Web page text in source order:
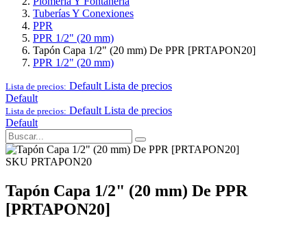
Tuberías Y Conexiones
PPR
PPR 1/2" (20 mm)
Tapón Capa 1/2" (20 mm) De PPR [PRTAPON20]
PPR 1/2" (20 mm)
Lista de precios: Default Lista de precios
Default
Lista de precios: Default Lista de precios
Default
SKU PRTAPON20
Tapón Capa 1/2" (20 mm) De PPR
[PRTAPON20]